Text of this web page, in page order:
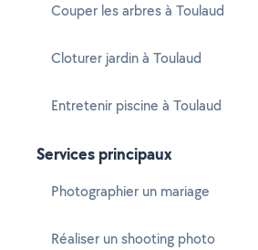
Couper les arbres à Toulaud
Cloturer jardin à Toulaud
Entretenir piscine à Toulaud
Services principaux
Photographier un mariage
Réaliser un shooting photo